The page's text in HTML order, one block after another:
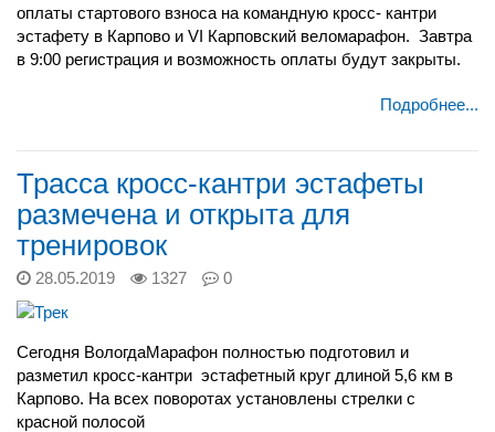
оплаты стартового взноса на командную кросс- кантри
эстафету в Карпово и VI Карповский веломарафон. Завтра
в 9:00 регистрация и возможность оплаты будут закрыты.
Подробнее...
Трасса кросс-кантри эстафеты
размечена и открыта для
тренировок
28.05.2019 1327 0
Сегодня ВологдаМарафон полностью подготовил и
разметил кросс-кантри эстафетный круг длиной 5,6 км в
Карпово. На всех поворотах установлены стрелки с
красной полосой